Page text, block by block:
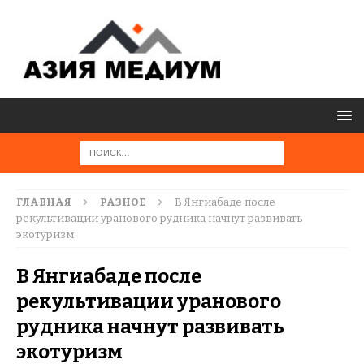
ГЛАВНАЯ РАЗНОЕ
В Янгиабаде после
рекультивации уранового рудника начнут развивать
экотуризм
В Янгиабаде после
рекультивации уранового
рудника начнут развивать
экотуризм